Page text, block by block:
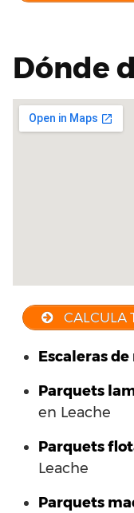
Dónde
CALCULA
Escaleras
Parquets
en Leache
Parquets
Leache
Parquets